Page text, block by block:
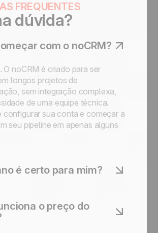
FREQUENTES
dúvida?
com o noCRM?
O noCRM é criado para ser
longos projetos de
sem integração complexa,
de uma equipe técnica.
configurar sua conta e começar a
seu pipeline em apenas alguns
é certo para mim?
o plano Starter é uma
e rápida de organizar seus
o preço do